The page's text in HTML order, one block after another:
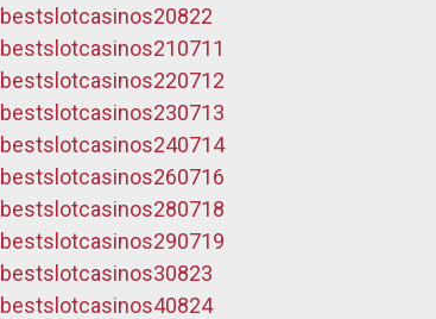
bestslotcasinos20822
bestslotcasinos210711
bestslotcasinos220712
bestslotcasinos230713
bestslotcasinos240714
bestslotcasinos260716
bestslotcasinos280718
bestslotcasinos290719
bestslotcasinos30823
bestslotcasinos40824